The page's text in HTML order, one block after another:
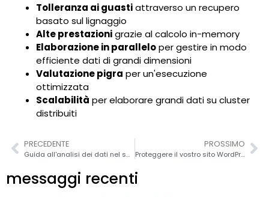
Tolleranza ai guastiattraverso un recupero
basato sul lignaggio
Alte prestazionigrazie al calcolo in-memory
Elaborazione in paralleloper gestire in modo
efficiente dati di grandi dimensioni
Valutazione pigra per un'esecuzione
ottimizzata
Scalabilità per elaborare grandi dati su cluster
distribuiti
PRECEDENTE
Guida all'analisi dei dati nel settore assicurativo 2026
PROSSIMO
Proteggere il vostro sito WordPress: La guida essenziale per rendere il vostro sito web a prova di bomba
messaggi recenti